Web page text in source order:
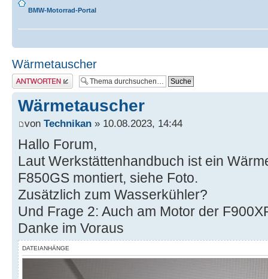
BMW-Motorrad-Portal
Wärmetauscher
Antwort schreiben
Wärmetauscher
von Technikan » 10.08.2023, 14:44
Hallo Forum,
Laut Werkstättenhandbuch ist ein
F850GS montiert, siehe Foto.
Zusätzlich zum Wasserkühler?
Und Frage 2: Auch am Motor der
Danke im Voraus
DATEIANHÄNGE